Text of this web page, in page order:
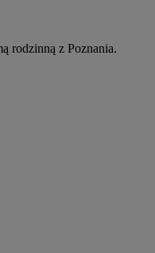
rodzinną z Poznania.